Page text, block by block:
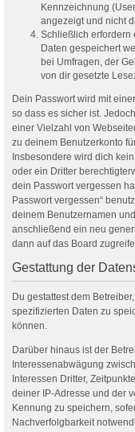
Kennzeichnung
angezeigt und nicht
Schließlich erfordern
Daten gespeichert
bei Umfragen, der
von dir gesetzte
Dein Passwort wird mit
so dass es sicher ist.
einer Vielzahl von
zu deinem Benutzerkonto
Insbesondere wird dich
oder ein Dritter
dein Passwort vergessen
Passwort vergessen“
deinem Benutzernamen
anschließend ein neu
dann auf das Board
Gestattung der
Du gestattest dem
spezifizierten Daten zu
können.
Darüber hinaus ist der
Interessenabwägung
Interessen Dritter,
deiner IP-Adresse und der
Kennung zu speichern,
Nachverfolgbarkeit